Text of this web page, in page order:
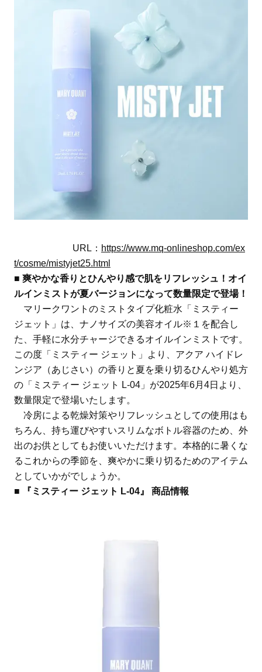
URL： https://www.mq-onlineshop.com/ex
t/cosme/mistyjet25.html
■ 爽やかな香りとひんやり感で肌をリフレッシュ！オイ
ルインミストが夏バージョンになって数量限定で登場！
マリークワントのミストタイプ化粧水「ミスティー
ジェット」は、ナノサイズの美容オイル※１を配合し
た、手軽に水分チャージできるオイルインミストです。
この度「ミスティー ジェット」より、アクア ハイドレ
ンジア（あじさい）の香りと夏を乗り切るひんやり処方
の「ミスティー ジェット L-04」が2025年6月4日より、
数量限定で登場いたします。
冷房による乾燥対策やリフレッシュとしての使用はも
ちろん、持ち運びやすいスリムなボトル容器のため、外
出のお供としてもお使いいただけます。本格的に暑くな
るこれからの季節を、爽やかに乗り切るためのアイテム
としていかがでしょうか。
■ 『ミスティー ジェット L-04』 商品情報